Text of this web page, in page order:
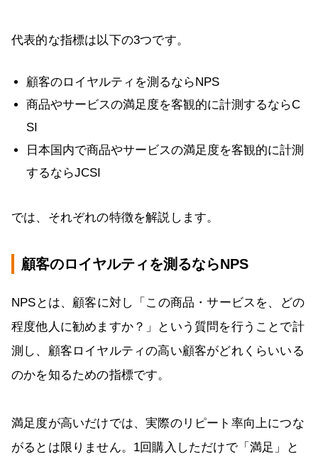
代表的な指標は以下の3つです。
顧客のロイヤルティを測るならNPS
商品やサービスの満足度を客観的に計測するならC
SI
日本国内で商品やサービスの満足度を客観的に計測
するならJCSI
では、それぞれの特徴を解説します。
顧客のロイヤルティを測るならNPS
NPSとは、顧客に対し「この商品・サービスを、どの
程度他人に勧めますか？」という質問を行うことで計
測し、顧客ロイヤルティの高い顧客がどれくらいいる
のかを知るための指標です。
満足度が高いだけでは、実際のリピート率向上につな
がるとは限りません。1回購入しただけで「満足」と